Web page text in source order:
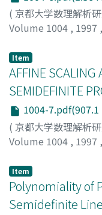
( 京都大学数理解析
Volume 1004 , 1997 ,
Item
AFFINE SCALING
SEMIDEFINITE
1004-7.pdf(907.1
( 京都大学数理解析
Volume 1004 , 1997 ,
Item
Polynomiality of
Semidefinite